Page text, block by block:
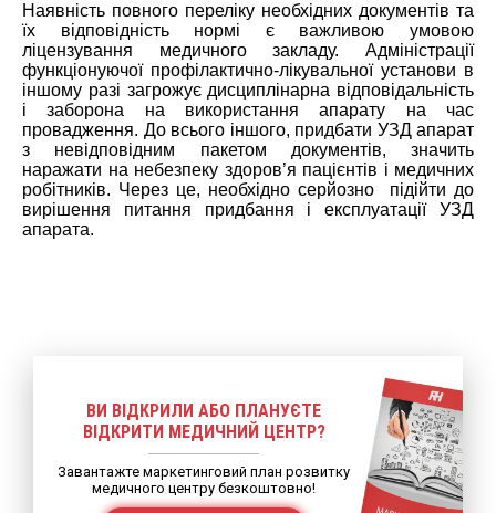
Наявність повного переліку необхідних документів та
їх відповідність нормі є важливою умовою
ліцензування медичного закладу. Адміністрації
функціонуючої профілактично-лікувальної установи в
іншому разі загрожує дисциплінарна відповідальність
і заборона на використання апарату на час
провадження. До всього іншого, придбати УЗД апарат
з невідповідним пакетом документів, значить
наражати на небезпеку здоров’я пацієнтів і медичних
робітників. Через це, необхідно серйозно
підійти до
вирішення питання придбання і експлуатації УЗД
апарата.
ВИ ВІДКРИЛИ АБО ПЛАНУЄТЕ
ВІДКРИТИ МЕДИЧНИЙ ЦЕНТР?
Завантажте маркетинговий план розвитку
медичного центру безкоштовно!